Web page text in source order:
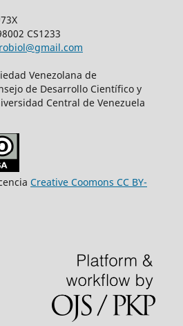
CS1233
Venezolana de
de Desarrollo Científico y
Central de Venezuela
Creative Coomons CC BY-